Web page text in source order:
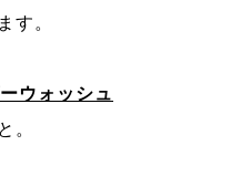
す。
ウォッシュ
。